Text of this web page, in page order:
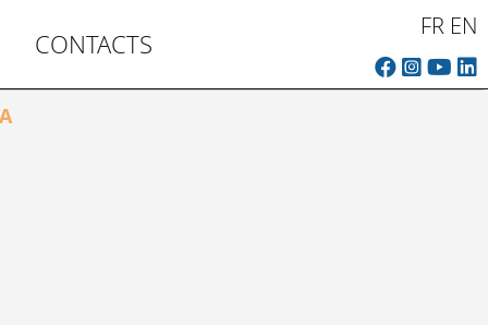
CONTACTS
FR EN